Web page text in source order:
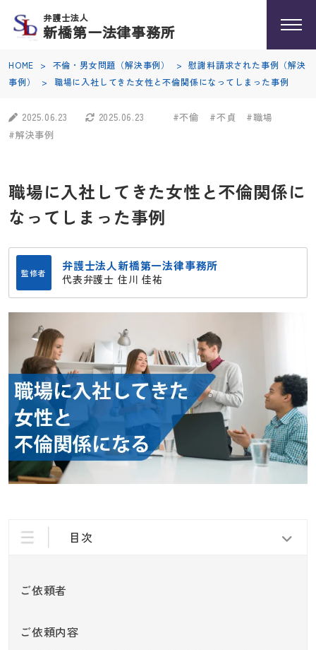
弁護士法人
新橋第一法律事務所
HOME > 不倫・男女問題（解決事例） >
慰謝料請求された事例（解決
事例）
> 職場に入社してきた女性と不倫関係になってしまった事例
2025.06.23 2025.06.23 #不倫 #不貞
#職場
#解決事例
職場に入社してきた女性と不倫関係に
なってしまった事例
監修者 弁護士法人新橋第一法律事務所
代表弁護士 住川 佳祐
目次
ご依頼者
ご依頼内容